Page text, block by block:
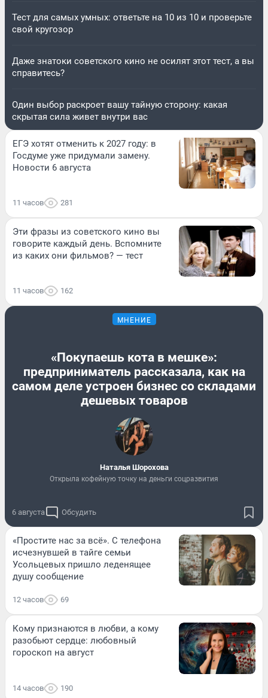
Тест для самых умных: ответьте на 10 из 10 и проверьте
свой кругозор
Даже знатоки советского кино не осилят этот тест, а вы
справитесь?
Один выбор раскроет вашу тайную сторону: какая
скрытая сила живет внутри вас
ЕГЭ хотят отменить к 2027 году: в
Госдуме уже придумали замену.
Новости 6 августа
11 часов 281
Эти фразы из советского кино вы
говорите каждый день. Вспомните
из каких они фильмов? — тест
11 часов 162
МНЕНИЕ
«Покупаешь кота в мешке»:
предприниматель рассказала, как на
самом деле устроен бизнес со складами
дешевых товаров
Наталья Шорохова
Открыла кофейную точку на деньги соцразвития
6 августа Обсудить
«Простите нас за всё». С телефона
исчезнувшей в тайге семьи
Усольцевых пришло леденящее
душу сообщение
12 часов 69
Кому признаются в любви, а кому
разобьют сердце: любовный
гороскоп на август
14 часов 190